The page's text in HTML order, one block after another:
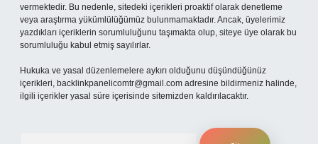
vermektedir. Bu nedenle, sitedeki içerikleri proaktif olarak denetleme
veya araştırma yükümlülüğümüz bulunmamaktadır. Ancak, üyelerimiz
yazdıkları içeriklerin sorumluluğunu taşımakta olup, siteye üye olarak bu
sorumluluğu kabul etmiş sayılırlar.
Hukuka ve yasal düzenlemelere aykırı olduğunu düşündüğünüz
içerikleri, backlinkpanelicomtr@gmail.com adresine bildirmeniz halinde,
ilgili içerikler yasal süre içerisinde sitemizden kaldırılacaktır.